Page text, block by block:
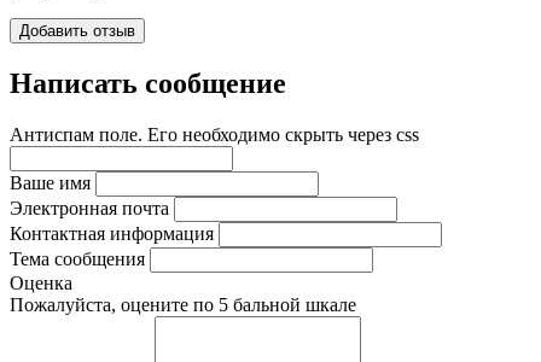
Добавить отзыв
Написать сообщение
Антиспам поле. Его необходимо скрыть через css
Ваше имя
Электронная почта
Контактная информация
Тема сообщения
Оценка
Пожалуйста, оцените по 5 бальной шкале